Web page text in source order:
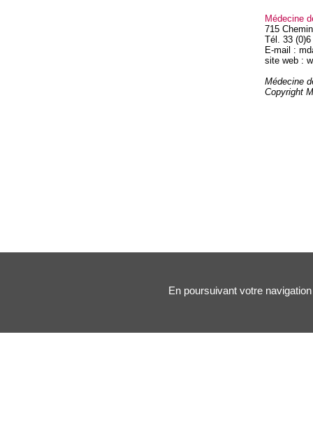
Médecine
715
Tél. 33
E-mail :
site web :
Médecine
Copyright
En poursuivant votre